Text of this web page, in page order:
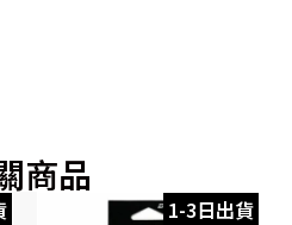
商品
1-3日出貨